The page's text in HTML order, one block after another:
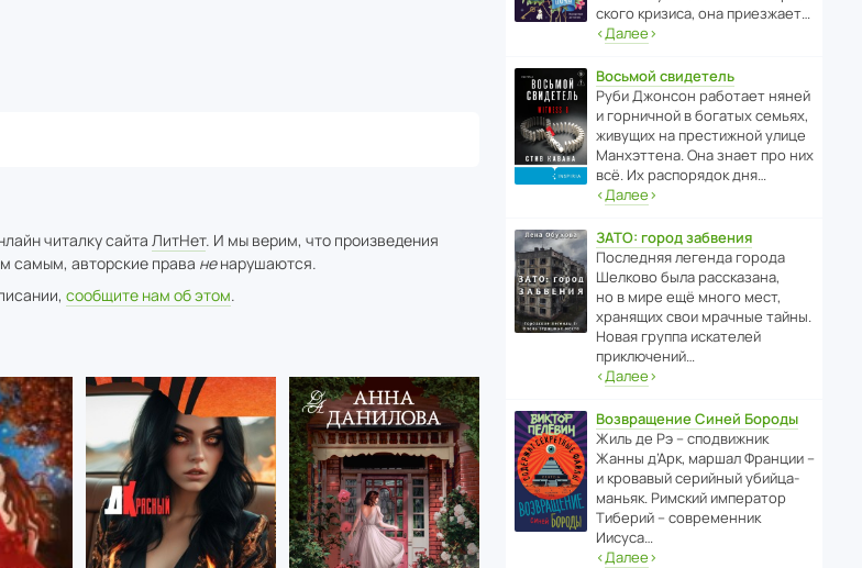
читалку сайта ЛитНет. И мы верим, что произведения
самым, авторские права ненарушаются.
сообщите нам об этом.
с­кого кризиса, она приезжает…
‹Далее›
Восьмой свидетель
Руби Джонсон рабо­тает няней
и горни­чной в богатых семьях,
живущих на прес­ти­жной улице
Манх­эт­тена. Она знает про них
всё. Их распо­рядок дня…
‹Далее›
ЗАТО: город забвения
После­дняя легенда города
Шелково была расска­зана,
но в мире ещё много мест,
хранящих свои мрачные тайны.
Новая группа иска­телей
приключений…
‹Далее›
Возвращение Синей Бороды
Жиль де Рэ – спод­ви­жник
Жанны д’Арк, маршал Франции –
и кровавый серийный убийца-
маньяк. Римский импе­ратор
Тиберий – совре­менник
Иисуса…
‹Далее›